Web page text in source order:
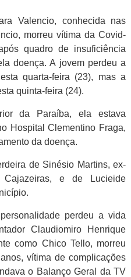
Valencio, conhecida nas
morreu vítima da Covid-
quadro de insuficiência
doença. A jovem perdeu a
quarta-feira (23), mas a
quinta-feira (24).
da Paraíba, ela estava
Hospital Clementino Fraga,
da doença.
de Sinésio Martins, ex-
e de Lucieide
perdeu a vida
Claudiomiro Henrique
como Chico Tello, morreu
vítima de complicações
o Balanço Geral da TV